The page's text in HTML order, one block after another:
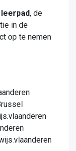
, de
in de
op te nemen